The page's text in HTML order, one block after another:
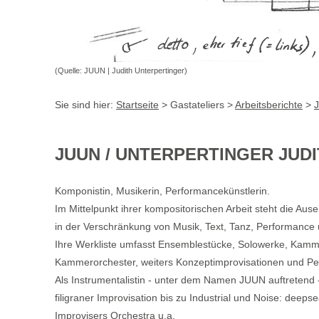
(Quelle: JUUN | Judith Unterpertinger)
Sie sind hier: Startseite > Gastateliers >Arbeitsberichte >
JUUN / UNTERPERTINGER
Komponistin, Musikerin, Performancekünstlerin.
Im Mittelpunkt ihrer kompositorischen Ar­beit steht die
in der Verschränkung von Musik, Text, Tanz, Perfor­mance
Ihre Werkliste umfasst Ensemblestücke, Solowerke,
Kammerorchester, weiters Konzeptimprovisationen und
Als Instrumentalistin - unter dem Namen JUUN
filigraner Improvisation bis zu Industrial und Noise:
Improvisers Orchestra u.a.